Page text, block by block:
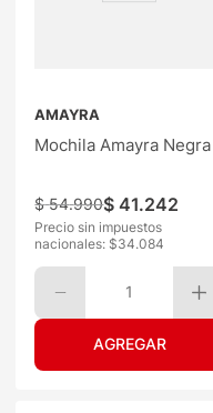
AMAYRA
Mochila Amayra Negra
$ 54.990$ 41.242
Precio sin impuestos
nacionales: $34.084
1